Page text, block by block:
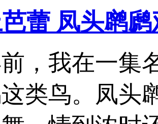
蕾 凤头䴙
，我在一集
类鸟。凤头